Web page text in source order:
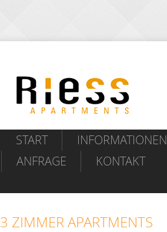
START
INFORMATIONEN
ANFRAGE
KONTAKT
3 ZIMMER APARTMENTS